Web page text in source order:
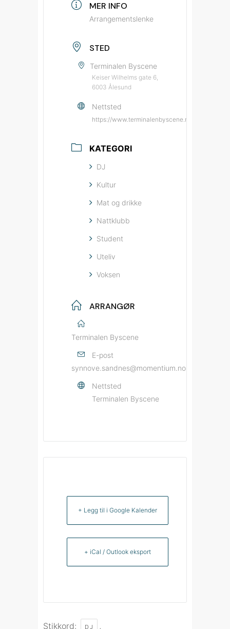
MER INFO
Arrangementslenke
STED
Terminalen Byscene
Keiser Wilhelms gate 6,
6003 Ålesund
Nettsted
https://www.terminalenbyscene.no/
KATEGORI
DJ
Kultur
Mat og drikke
Nattklubb
Student
Uteliv
Voksen
ARRANGØR
Terminalen Byscene
E-post
synnove.sandnes@momentium.no
Nettsted
Terminalen Byscene
+ Legg til i Google Kalender
+ iCal / Outlook eksport
Stikkord: DJ ,